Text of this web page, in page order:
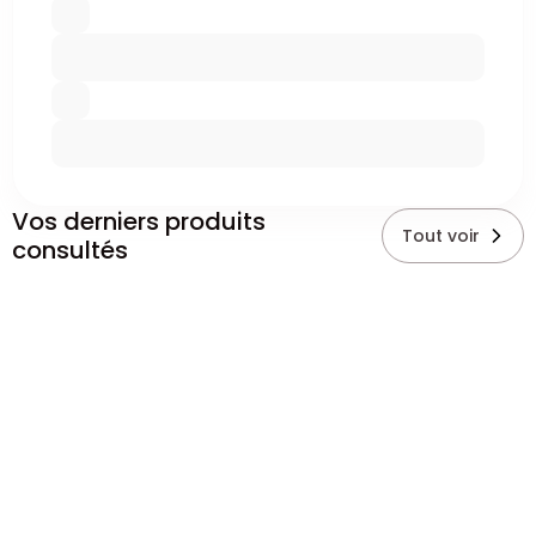
Vos derniers produits
consultés
Tout voir